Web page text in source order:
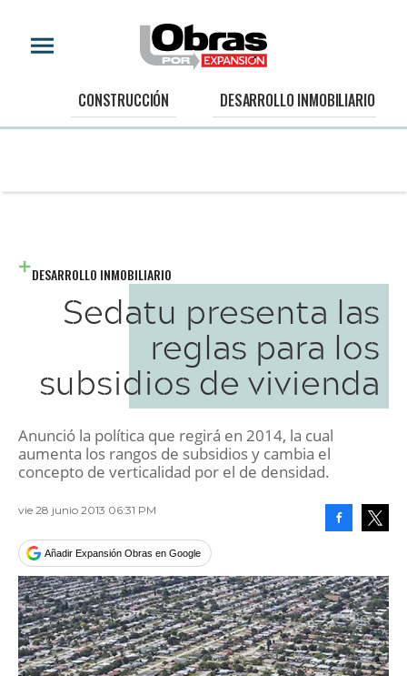
CONSTRUCCIÓN DESARROLLO INMOBILIARIO
DESARROLLO INMOBILIARIO
Sedatu presenta las
reglas para los
subsidios de vivienda
Anunció la política que regirá en 2014, la cual
aumenta los rangos de subsidios y cambia el
concepto de verticalidad por el de densidad.
vie 28 junio 2013 06:31 PM
Añadir Expansión Obras en Google